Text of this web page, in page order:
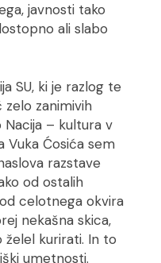
javnosti tako
ali slabo
SU, ki je razlog te
zelo zanimivih
Nacija – kultura v
Vuka Ćosića sem
razstave
od ostalih
celotnega okvira
nekašna skica,
želel kurirati. In to
umetnosti.